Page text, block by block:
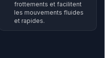
frottements et facilitent
les mouvements fluides
et rapides.